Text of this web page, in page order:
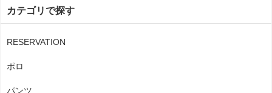
カテゴリで探す
RESERVATION
ポロ
パンツ